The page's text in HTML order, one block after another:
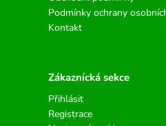
Podmínky ochrany
Kontakt
Zákaznícká sekce
Přihlásit
Registrace